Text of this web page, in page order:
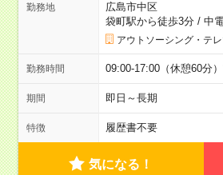
勤務地
広島市中区
袋町駅から徒歩3分/ 中
アウトソーシング・テ
勤務時間 09:00-17:00（休憩60分
期間 即日～長期
特徴 履歴書不要
気になる！